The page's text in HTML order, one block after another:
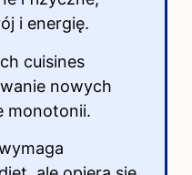
i energię.
cuisines
nowych
monotonii.